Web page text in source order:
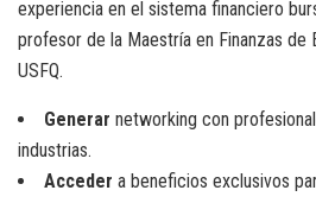
experiencia en el sistema financiero
profesor de la Maestría en Finanzas de
USFQ.
Generar networking con
industrias.
Acceder a beneficios exclusivos